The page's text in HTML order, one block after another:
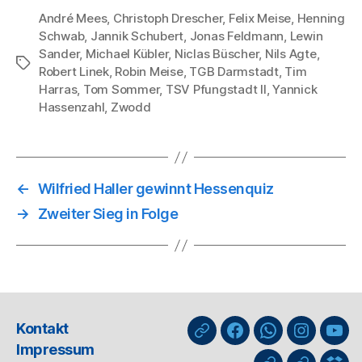
Schlagwörter
André Mees, Christoph Drescher, Felix Meise, Henning
Schwab, Jannik Schubert, Jonas Feldmann, Lewin
Sander, Michael Kübler, Niclas Büscher, Nils Agte,
Robert Linek, Robin Meise, TGB Darmstadt, Tim
Harras, Tom Sommer, TSV Pfungstadt II,Yannick
Hassenzahl, Zwodd
← Wilfried Haller gewinnt Hessenquiz
→
Zweiter Sieg in Folge
Kontakt
Impressum
nuLigaFacebookWhatsApp-